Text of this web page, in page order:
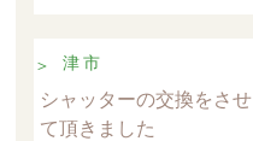
津市
シャッターの交換をさせ
て頂きました